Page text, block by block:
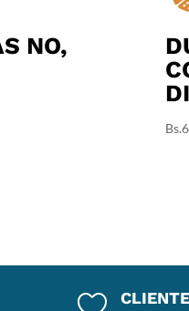
NO,
Bs.
